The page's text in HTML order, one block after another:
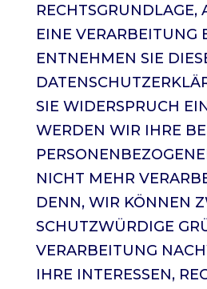
RECHTSGRUNDLAGE,
EINE VERARBEITUNG
ENTNEHMEN SIE
SIE WIDERSPRUCH
WERDEN WIR IHRE
NICHT MEHR
DENN, WIR KÖNNEN
SCHUTZWÜRDIGE
VERARBEITUNG
IHRE INTERESSEN,